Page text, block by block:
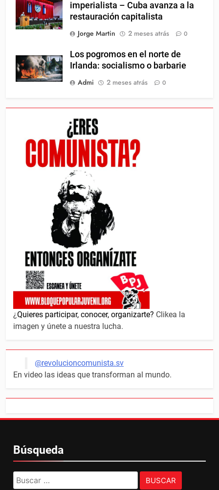
imperialista – Cuba avanza a la
restauración capitalista
Jorge Martin
2 meses atrás 0
Los pogromos en el norte de
Irlanda: socialismo o barbarie
Admi
2 meses atrás 0
¿Quieres participar, conocer, organizarte? Clikea la
imagen y únete a nuestra lucha.
@revolucioncomunista.sv
En video las ideas que transforman al mundo.
Búsqueda
Buscar: